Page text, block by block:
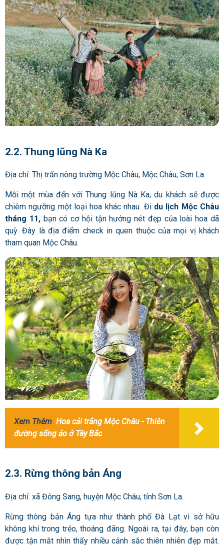
2.2. Thung lũng Nà Ka
Địa chỉ: Thị trấn nông trường Mộc Châu, Mộc Châu, Sơn La
Mỗi một mùa đến với Thung lũng Nà Ka, du khách sẽ được
chiêm ngưỡng một loại hoa khác nhau. Đi du lịch Mộc Châu
tháng 11, bạn có cơ hội tận hưởng nét đẹp của loài hoa dã
quỳ. Đây là địa điểm check in quen thuộc của mọi vị khách
tham quan Mộc Châu.
Xem Thêm Hoa cải trắng Mộc Châu - Thiên
đường sống ảo ở Tây Bắc
2.3. Rừng thông bản Áng
Địa chỉ: xã Đông Sang, huyện Mộc Châu, tỉnh Sơn La.
Rừng thông bản Áng tựa như thành phố Đà Lạt vì sở hữu
không khí trong trẻo, thoáng đãng. Ngoài ra, tại đây, bạn còn
được tận mắt nhìn thấy nhiều cảnh sắc thiên nhiên đẹp mắt.